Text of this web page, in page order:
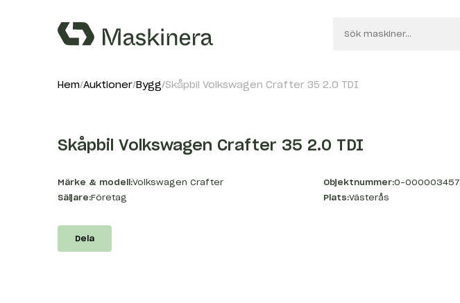
Hem Auktioner Bygg Skåpbil Volkswagen Crafter 35 2.0 TDI
Skåpbil Volkswagen Crafter 35 2.0 TDI
Märke & modell:Volkswagen Crafter Objektnummer:O-000003457
Säljare:Företag Plats:Västerås
Dela